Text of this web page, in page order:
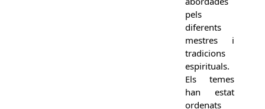
pels
diferents
mestres i
tradicions
espirituals.
Els temes
han estat
ordenats